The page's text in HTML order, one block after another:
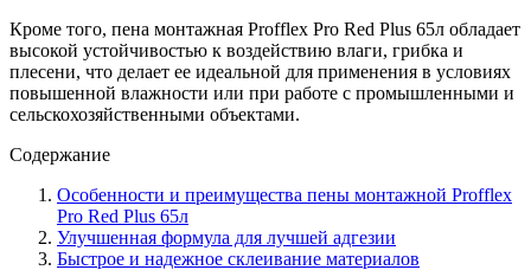
Кроме того, пена монтажная Profflex Pro Red Plus 65л обладает
высокой устойчивостью к воздействию влаги, грибка и
плесени, что делает ее идеальной для применения в условиях
повышенной влажности или при работе с промышленными и
сельскохозяйственными объектами.
Содержание
Особенности и преимущества пены монтажной Profflex
Pro Red Plus 65л
Улучшенная формула для лучшей адгезии
Быстрое и надежное склеивание материалов